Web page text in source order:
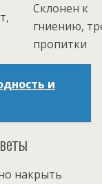
Склонен к
гниению,
пропитки
и
накрыть